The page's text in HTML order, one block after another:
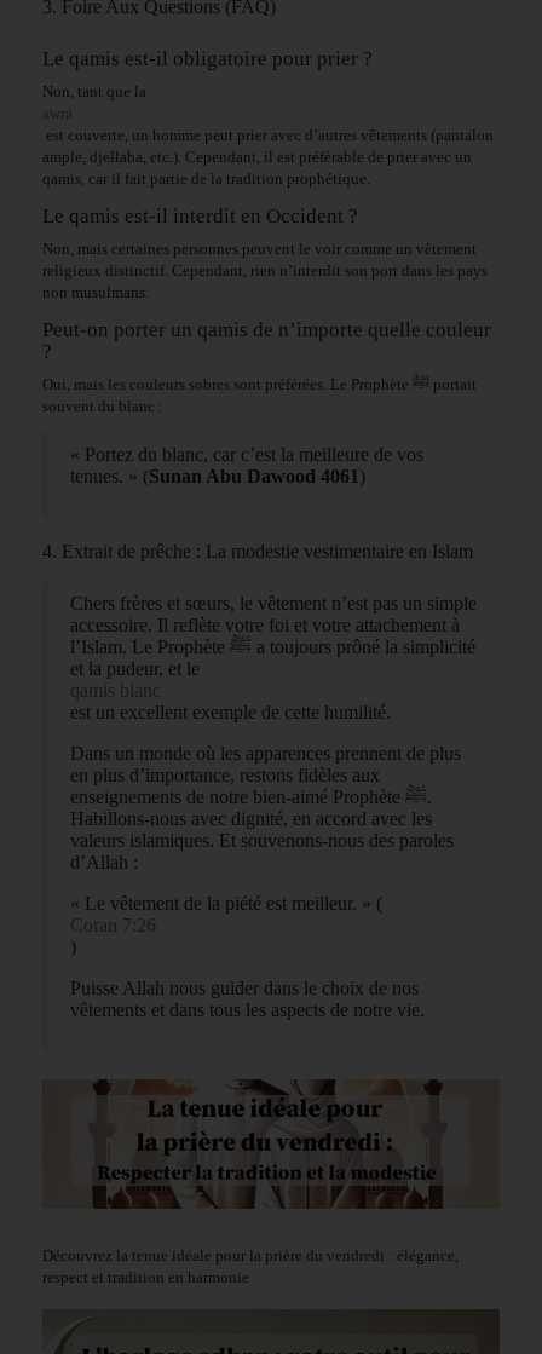
3. Foire Aux Questions (FAQ)
Le qamis est-il obligatoire pour prier ?
Non, tant que la
awra
est couverte, un homme peut prier avec d’autres vêtements (pantalon
ample, djellaba, etc.). Cependant, il est préférable de prier avec un
qamis, car il fait partie de la tradition prophétique.
Le qamis est-il interdit en Occident ?
Non, mais certaines personnes peuvent le voir comme un vêtement
religieux distinctif. Cependant, rien n’interdit son port dans les pays
non musulmans.
Peut-on porter un qamis de n’importe quelle couleur
?
Oui, mais les couleurs sobres sont préférées. Le Prophète ﷺ portait
souvent du blanc :
« Portez du blanc, car c’est la meilleure de vos
tenues. » (Sunan Abu Dawood 4061)
4. Extrait de prêche : La modestie vestimentaire en Islam
Chers frères et sœurs, le vêtement n’est pas un simple
accessoire. Il reflète votre foi et votre attachement à
l’Islam. Le Prophète ﷺ a toujours prôné la simplicité
et la pudeur, et le
qamis blanc
est un excellent exemple de cette humilité.
Dans un monde où les apparences prennent de plus
en plus d’importance, restons fidèles aux
enseignements de notre bien-aimé Prophète ﷺ.
Habillons-nous avec dignité, en accord avec les
valeurs islamiques. Et souvenons-nous des paroles
d’Allah :
« Le vêtement de la piété est meilleur. » (
Coran 7:26
)
Puisse Allah nous guider dans le choix de nos
vêtements et dans tous les aspects de notre vie.
Découvrez la tenue idéale pour la prière du vendredi : élégance,
respect et tradition en harmonie